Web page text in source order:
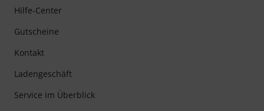
Hilfe-Center
Gutscheine
Kontakt
Ladengeschäft
Service im Überblick